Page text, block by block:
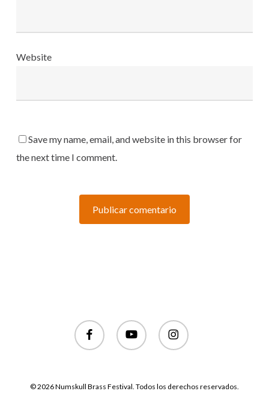
Website
Save my name, email, and website in this browser for
the next time I comment.
facebook youtube instagram
© 2026 Numskull Brass Festival. Todos los derechos reservados.